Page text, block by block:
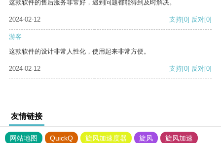
这款软件的售后服务非常好，遇到问题都能得到及时解决。
2024-02-12 支持[0] 反对[0]
游客
这款软件的设计非常人性化，使用起来非常方便。
2024-02-12 支持[0] 反对[0]
友情链接
网站地图 QuickQ 旋风加速度器 旋风
旋风加速